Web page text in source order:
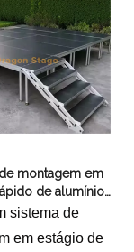
montagem em
de alumínio
5x4m
sistema de
em estágio de